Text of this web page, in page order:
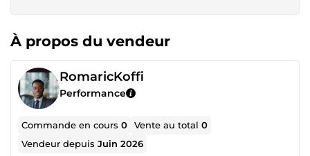
À propos du vendeur
RomaricKoffi
Performance
Commande en cours0 Vente au total0
Vendeur depuisJuin 2026